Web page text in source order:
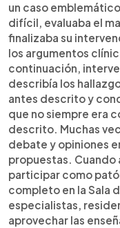
un caso
difícil, evaluaba el
finalizaba su
los argumentos
continuación,
describía los
antes descrito y
que no siempre era
descrito. Muchas
debate y opiniones
propuestas. Cuando
participar como
completo en la Sala
especialistas,
aprovechar las